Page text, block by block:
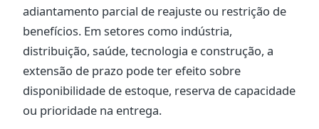
adiantamento parcial de reajuste ou restrição de
benefícios. Em setores como indústria,
distribuição, saúde, tecnologia e construção, a
extensão de prazo pode ter efeito sobre
disponibilidade de estoque, reserva de capacidade
ou prioridade na entrega.